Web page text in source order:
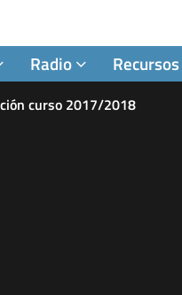
Radio
curso 2017/2018